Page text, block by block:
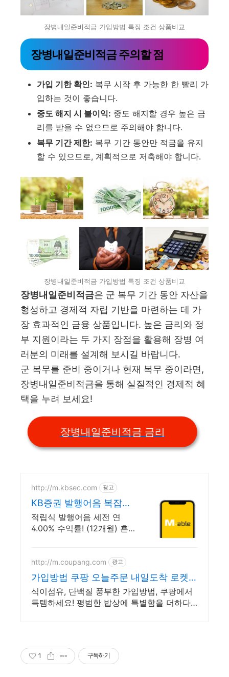
장병내일준비적금 가입방법 특징 조건 상품비교
장병내일준비적금 주의할 점
가입 기한 확인: 복무 시작 후 가능한 한 빨리 가
입하는 것이 좋습니다.
중도 해지 시 불이익: 중도 해지할 경우 높은 금
리를 받을 수 없으므로 주의해야 합니다.
복무 기간 제한: 복무 기간 동안만 적금을 유지
할 수 있으므로, 계획적으로 저축해야 합니다.
장병내일준비적금 가입방법 특징 조건 상품비교
장병내일준비적금은 군 복무 기간 동안 자산을
형성하고 경제적 자립 기반을 마련하는 데 가
장 효과적인 금융 상품입니다. 높은 금리와 정
부 지원이라는 두 가지 장점을 활용해 장병 여
러분의 미래를 설계해 보시길 바랍니다.
군 복무를 준비 중이거나 현재 복무 중이라면,
장병내일준비적금을 통해 실질적인 경제적 혜
택을 누려 보세요!
장병내일준비적금 금리
http://m.kbsec.com 광고
KB증권 발행어음 복잡한
조건없이 누구나
적립식 발행어음 세전 연
4.00% 수익률! (12개월) 흔들
발행어음!
http://m.coupang.com 광고
가입방법 쿠팡 오늘주문 내일도착 로켓배
송
식이섬유, 단백질 풍부한 가입방법, 쿠팡에서
득템하세요! 평범한 밥상에 특별함을 더하다!
1 구독하기